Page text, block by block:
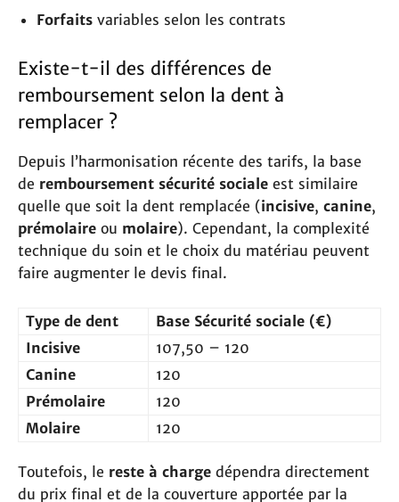
Forfaits variables selon les contrats
Existe-t-il des différences de
remboursement selon la dent à
remplacer ?
Depuis l’harmonisation récente des tarifs, la base
de remboursement sécurité sociale est similaire
quelle que soit la dent remplacée (incisive, canine,
prémolaire ou molaire). Cependant, la complexité
technique du soin et le choix du matériau peuvent
faire augmenter le devis final.
Type de dent
Base Sécurité sociale (€)
Incisive
107,50 – 120
Canine
120
Prémolaire
120
Molaire
120
Toutefois, le reste à charge dépendra directement
du prix final et de la couverture apportée par la